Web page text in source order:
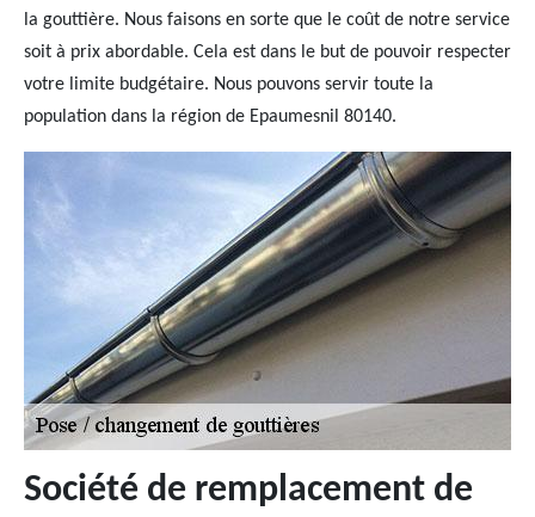
la gouttière. Nous faisons en sorte que le coût de notre service
soit à prix abordable. Cela est dans le but de pouvoir respecter
votre limite budgétaire. Nous pouvons servir toute la
population dans la région de Epaumesnil 80140.
Société de remplacement de